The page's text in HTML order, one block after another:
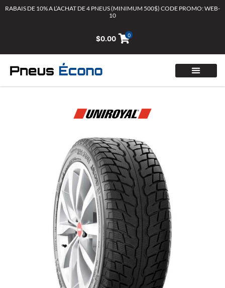
AllerRABAIS DE 10% A L’ACHAT DE 4 PNEUS (MINIMUM 500$) CODE PROMO: WEB-
10
$0.00 0